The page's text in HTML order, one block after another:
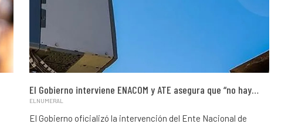
El Gobierno interviene ENACOM y ATE asegura que “no hay…
ELNUMERAL
El Gobierno oficializó la intervención del Ente Nacional de